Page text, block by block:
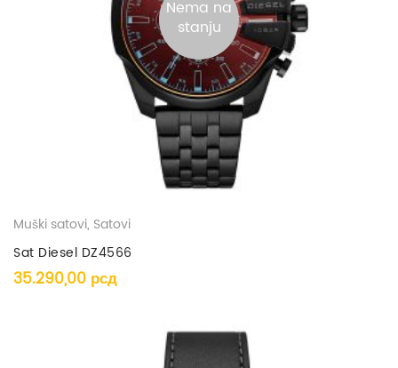
Nema na
stanju
Muški satovi, Satovi
Sat Diesel DZ4566
35.290,00 рсд